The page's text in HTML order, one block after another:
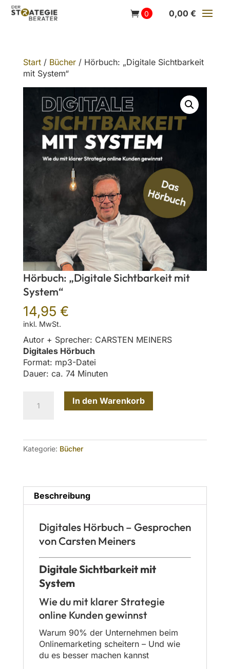
0,00 €
Start/ Bücher/ Hörbuch: „Digitale Sichtbarkeit
mit System“
Hörbuch: „Digitale Sichtbarkeit mit
System“
14,95 €
inkl. MwSt.
Autor + Sprecher: CARSTEN MEINERS
Digitales Hörbuch
Format: mp3-Datei
Dauer: ca. 74 Minuten
"Digitale
System"
Menge
In den Warenkorb
Kategorie: Bücher
Beschreibung
Digitales Hörbuch – Gesprochen
von Carsten Meiners
Digitale Sichtbarkeit mit
System
Wie du mit klarer Strategie
online Kunden gewinnst
Warum 90% der Unternehmen beim
Onlinemarketing scheitern – Und wie
du es besser machen kannst